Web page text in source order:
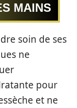
MAINS
soin de ses
ne
pour
et ne